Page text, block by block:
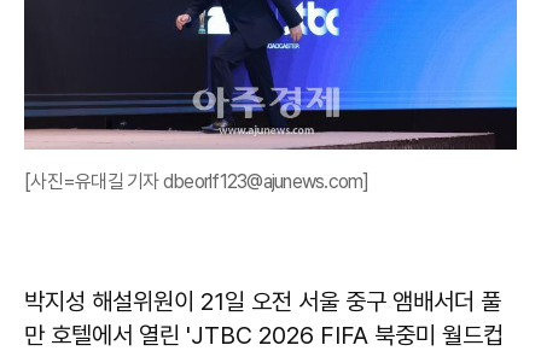
[사진=유대길 기자 dbeorlf123@ajunews.com]
박지성 해설위원이 21일 오전 서울 중구 앰배서더 풀
만 호텔에서 열린 'JTBC 2026 FIFA 북중미 월드컵